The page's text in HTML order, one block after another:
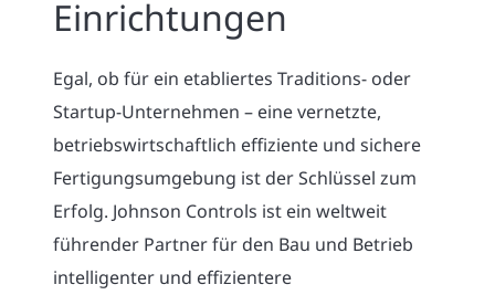
Einrichtungen
Egal, ob für ein etabliertes Traditions- oder
Startup-Unternehmen – eine vernetzte,
betriebswirtschaftlich effiziente und sichere
Fertigungsumgebung ist der Schlüssel zum
Erfolg. Johnson Controls ist ein weltweit
führender Partner für den Bau und Betrieb
intelligenter und effizientere